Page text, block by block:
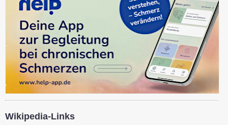
Wikipedia-Links